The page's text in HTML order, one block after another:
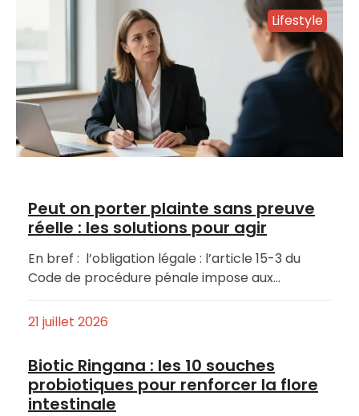
Lifestyle
Peut on porter plainte sans preuve
réelle : les solutions pour agir
En bref : l’obligation légale : l’article 15-3 du
Code de procédure pénale impose aux…
21 juillet 2026
Biotic Ringana : les 10 souches
probiotiques pour renforcer la flore
intestinale